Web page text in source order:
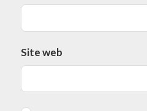
Site web